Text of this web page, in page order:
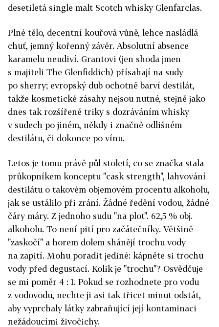
desetiletá single malt Scotch whisky Glenfarclas.
Plné tělo, decentní kouřová vůně, lehce nasládlá
chuť, jemný kořenný závěr. Absolutní absence
karamelu ne­udiví. Grantovi (jen shoda jmen
s majiteli The Glenfiddich) přísahají na sudy
po sherry; evropský dub ochotně barví destilát,
takže kosmetické zásahy nejsou nutné, stejně jako
dnes tak rozšířené triky s dozráváním whisky
v sudech po jiném, někdy i značně odlišném
destilátu, či dokonce po vínu.
Letos je tomu právě půl století, co se značka stala
průkopníkem konceptu "cask strength", lahvování
destilátu o takovém objemovém procentu alkoholu,
jak se ustálilo při zrání. Žádné ředění vodou, žádné
čáry máry. Z jednoho sudu "na plot". 62,5 % obj.
alkoholu. To není pití pro začátečníky. Většině
"zaskočí" a horem dolem shánějí trochu vody
na zapití. Mohu poradit jediné: kápněte si trochu
vody před degustací. Kolik je "trochu"? Osvědčuje
se mi poměr 4 : 1. Pokud se rozhodnete pro vodu
z vodovodu, nechte ji asi tak třicet minut odstát,
aby vyprchaly látky zabraňující její kontaminaci
nežádoucími živočichy.